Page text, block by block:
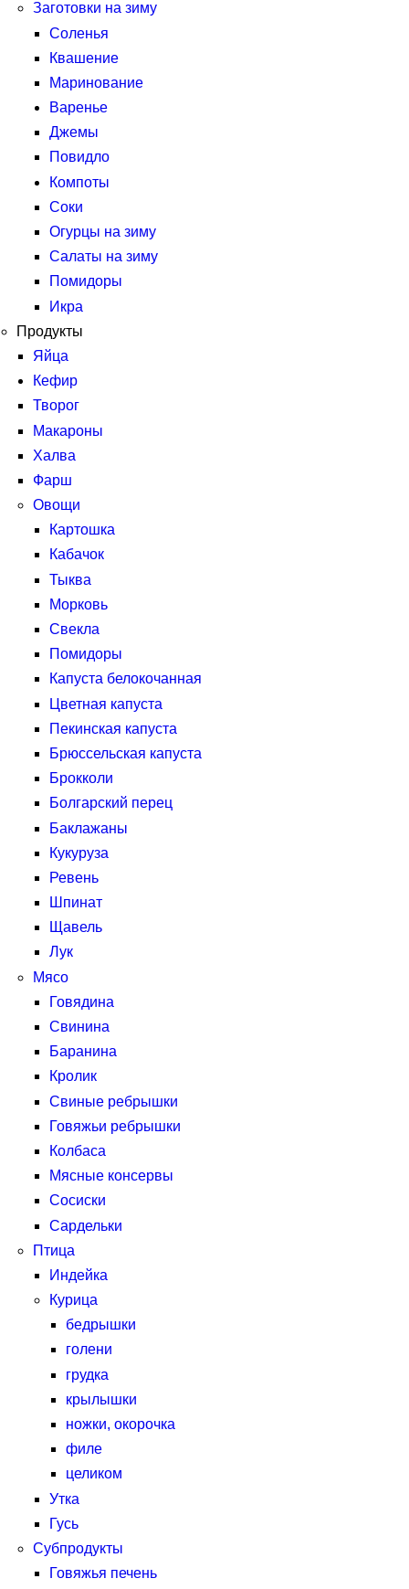
Заготовки на зиму
Соленья
Квашение
Маринование
Варенье
Джемы
Повидло
Компоты
Соки
Огурцы на зиму
Салаты на зиму
Помидоры
Икра
Продукты
Яйца
Кефир
Творог
Макароны
Халва
Фарш
Овощи
Картошка
Кабачок
Тыква
Морковь
Свекла
Помидоры
Капуста белокочанная
Цветная капуста
Пекинская капуста
Брюссельская капуста
Брокколи
Болгарский перец
Баклажаны
Кукуруза
Ревень
Шпинат
Щавель
Лук
Мясо
Говядина
Свинина
Баранина
Кролик
Свиные ребрышки
Говяжьи ребрышки
Колбаса
Мясные консервы
Сосиски
Сардельки
Птица
Индейка
Курица
бедрышки
голени
грудка
крылышки
ножки, окорочка
филе
целиком
Утка
Гусь
Субпродукты
Говяжья печень